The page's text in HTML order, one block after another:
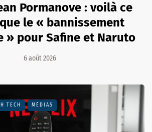
Pormanove : voilà ce
le « bannissement
» pour Safine et Naruto
6 août 2026
TECH MÉDIAS